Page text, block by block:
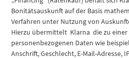
Bonitätsauskunft auf der Basis
Verfahren unter Nutzung von
Hierzu übermittelt Klarna die zu
personenbezogenen Daten wie
Anschrift, Geschlecht, E-Mail-Adresse,